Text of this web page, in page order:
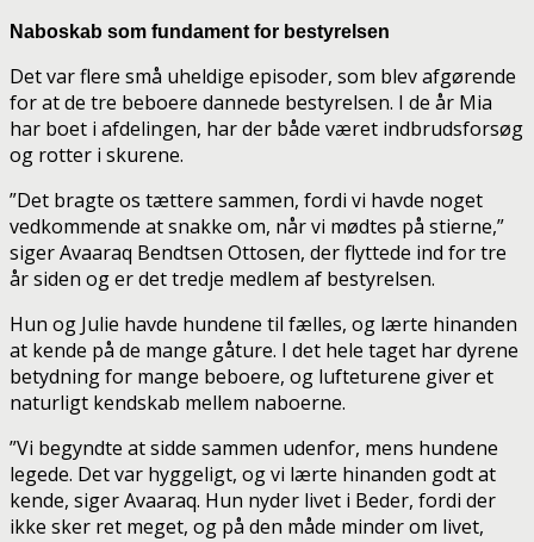
Naboskab som fundament for bestyrelsen
Det var flere små uheldige episoder, som blev afgørende
for at de tre beboere dannede bestyrelsen. I de år Mia
har boet i afdelingen, har der både været indbrudsforsøg
og rotter i skurene.
”Det bragte os tættere sammen, fordi vi havde noget
vedkommende at snakke om, når vi mødtes på stierne,”
siger Avaaraq Bendtsen Ottosen, der flyttede ind for tre
år siden og er det tredje medlem af bestyrelsen.
Hun og Julie havde hundene til fælles, og lærte hinanden
at kende på de mange gåture. I det hele taget har dyrene
betydning for mange beboere, og lufteturene giver et
naturligt kendskab mellem naboerne.
”Vi begyndte at sidde sammen udenfor, mens hundene
legede. Det var hyggeligt, og vi lærte hinanden godt at
kende, siger Avaaraq. Hun nyder livet i Beder, fordi der
ikke sker ret meget, og på den måde minder om livet,